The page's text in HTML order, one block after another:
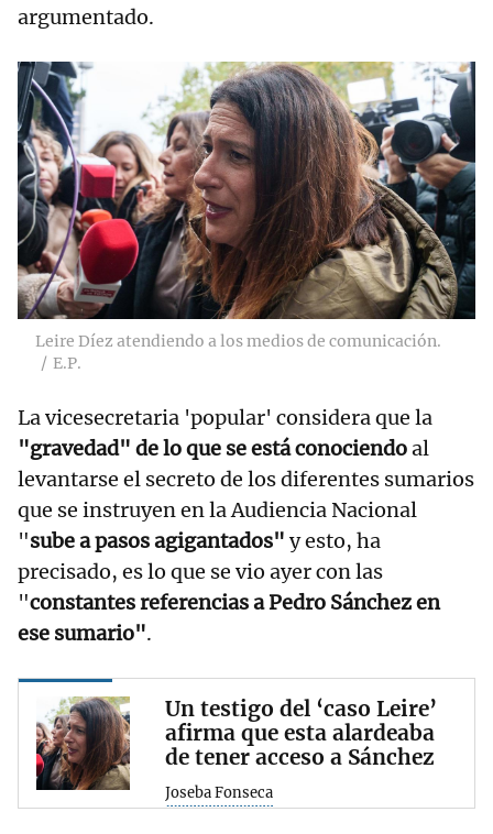
argumentado.
Leire Díez atendiendo a los medios de comunicación.
E.P.
La vicesecretaria 'popular' considera que la
"gravedad" de lo que se está conociendoal
levantarse el secreto de los diferentes sumarios
que se instruyen en la Audiencia Nacional
"sube a pasos agigantados" y esto, ha
precisado, es lo que se vio ayer con las
"constantes referencias a Pedro Sánchez en
ese sumario".
Un testigo del ‘caso Leire’
afirma que esta alardeaba
de tener acceso a Sánchez
Joseba Fonseca